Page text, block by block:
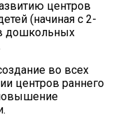
центров
(начиная с 2-
дошкольных
во всех
центров раннего